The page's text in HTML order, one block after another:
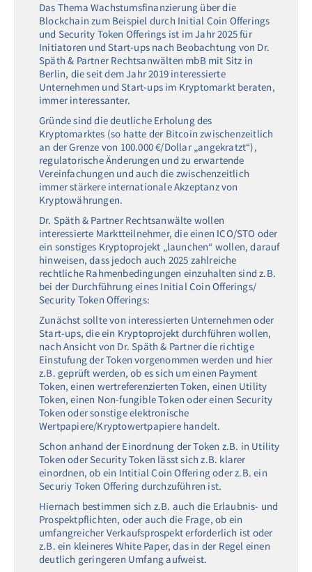
Das Thema Wachstumsfinanzierung über die
Blockchain zum Beispiel durch Initial Coin Offerings
und Security Token Offerings ist im Jahr 2025 für
Initiatoren und Start-ups nach Beobachtung von Dr.
Späth & Partner Rechtsanwälten mbB mit Sitz in
Berlin, die seit dem Jahr 2019 interessierte
Unternehmen und Start-ups im Kryptomarkt beraten,
immer interessanter.
Gründe sind die deutliche Erholung des
Kryptomarktes (so hatte der Bitcoin zwischenzeitlich
an der Grenze von 100.000 €/Dollar „angekratzt“),
regulatorische Änderungen und zu erwartende
Vereinfachungen und auch die zwischenzeitlich
immer stärkere internationale Akzeptanz von
Kryptowährungen.
Dr. Späth & Partner Rechtsanwälte wollen
interessierte Marktteilnehmer, die einen ICO/STO oder
ein sonstiges Kryptoprojekt „launchen“ wollen, darauf
hinweisen, dass jedoch auch 2025 zahlreiche
rechtliche Rahmenbedingungen einzuhalten sind z.B.
bei der Durchführung eines Initial Coin Offerings/
Security Token Offerings:
Zunächst sollte von interessierten Unternehmen oder
Start-ups, die ein Kryptoprojekt durchführen wollen,
nach Ansicht von Dr. Späth & Partner die richtige
Einstufung der Token vorgenommen werden und hier
z.B. geprüft werden, ob es sich um einen Payment
Token, einen wertreferenzierten Token, einen Utility
Token, einen Non-fungible Token oder einen Security
Token oder sonstige elektronische
Wertpapiere/Kryptowertpapiere handelt.
Schon anhand der Einordnung der Token z.B. in Utility
Token oder Security Token lässt sich z.B. klarer
einordnen, ob ein Intitial Coin Offering oder z.B. ein
Securiy Token Offering durchzuführen ist.
Hiernach bestimmen sich z.B. auch die Erlaubnis- und
Prospektpflichten, oder auch die Frage, ob ein
umfangreicher Verkaufsprospekt erforderlich ist oder
z.B. ein kleineres White Paper, das in der Regel einen
deutlich geringeren Umfang aufweist.